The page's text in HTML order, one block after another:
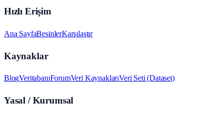
Hızlı Erişim
Ana SayfaBesinlerKarşılaştır
Kaynaklar
BlogVeritabanıForumVeri KaynaklarıVeri Seti (Dataset)
Yasal / Kurumsal